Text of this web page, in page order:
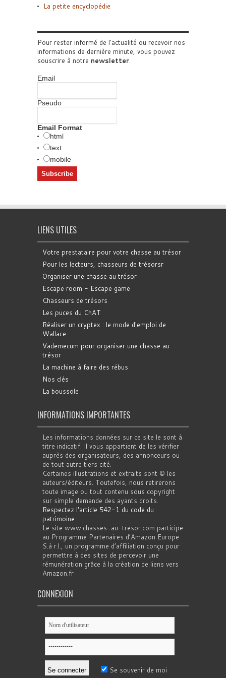
La petite encyclopédie
Pour rester informé de l'actualité ou recevoir nos
informations de dernière minute, vous pouvez
souscrire à notre newsletter.
Email
Pseudo
Email Format
html
text
mobile
LIENS UTILES
Votre prestataire pour votre chasse au trésor
Pour les lecteurs, chasseurs de trésorsr
Organiser une chasse au trésor
Escape room - Escape game
Chasseurs de trésors
Les puces du ChAT
Réaliser un cryptex : le mode d'emploi de
Wallace
Vademecum pour organiser une chasse au
trésor
La machine à faire des rébus
Nos clés
La boussole
INFORMATIONS IMPORTANTES
Les informations données sur ce site le sont à
titre indicatif. Il vous appartient de les vérifier
auprès des organisateurs, des annonceurs ou
de tout autre tiers cité.
Certaines illustrations et extraits sont © les
auteurs/éditeurs. Toutefois, nous retirerons
toute image ou tout contenu sous copyright
sur simple demande des ayants droits.
Respectez l'article 542-1 du code du
patrimoine.
Le site www.chasses-au-tresor.com participe
au Programme Partenaires d’Amazon Europe
S.à r.l., un programme d’affiliation conçu pour
permettre à des sites de percevoir une
rémunération grâce à la création de liens vers
Amazon.fr
CONNEXION
Se souvenir de moi